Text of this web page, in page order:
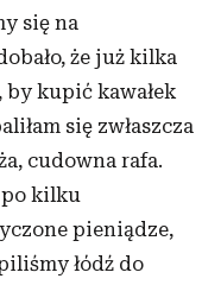
się na
że już kilka
kupić kawałek
się zwłaszcza
cudowna rafa.
po kilku
pieniądze,
łódź do